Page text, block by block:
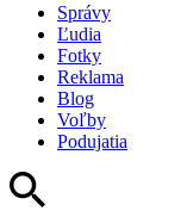
Správy
Ľudia
Fotky
Reklama
Blog
Voľby
Podujatia